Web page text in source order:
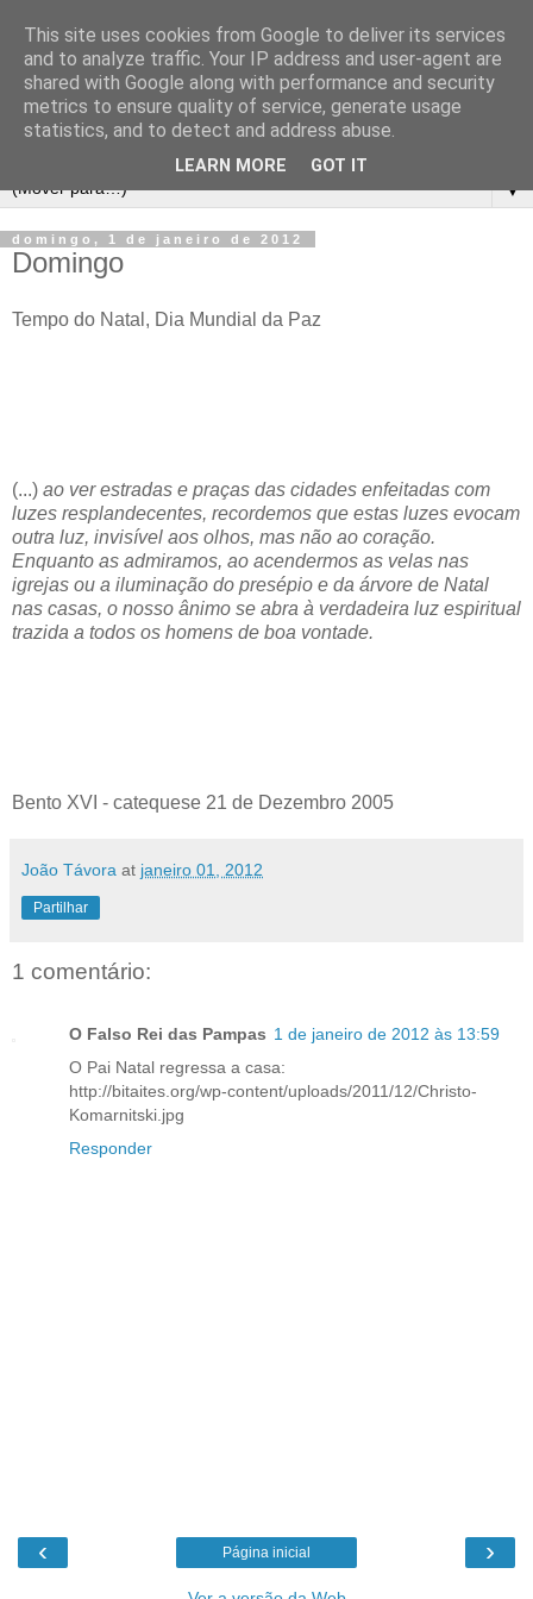
▼
domingo, 1 de janeiro de 2012
Domingo
Tempo do Natal, Dia Mundial da Paz
(...) ao ver estradas e praças das cidades enfeitadas com
luzes resplandecentes, recordemos que estas luzes evocam
outra luz, invisível aos olhos, mas não ao coração.
Enquanto as admiramos, ao acendermos as velas nas
igrejas ou a iluminação do presépio e da árvore de Natal
nas casas, o nosso ânimo se abra à verdadeira luz espiritual
trazida a todos os homens de boa vontade.
Bento XVI - catequese 21 de Dezembro 2005
João Távora at janeiro 01, 2012
Partilhar
1 comentário:
O Falso Rei das Pampas 1 de janeiro de 2012 às 13:59
O Pai Natal regressa a casa:
http://bitaites.org/wp-content/uploads/2011/12/Christo-
Komarnitski.jpg
Responder
‹ ›
Página inicial
This site uses cookies from Google to deliver its services
and to analyze traffic. Your IP address and user-agent are
shared with Google along with performance and security
metrics to ensure quality of service, generate usage
statistics, and to detect and address abuse.
LEARN MORE GOT IT